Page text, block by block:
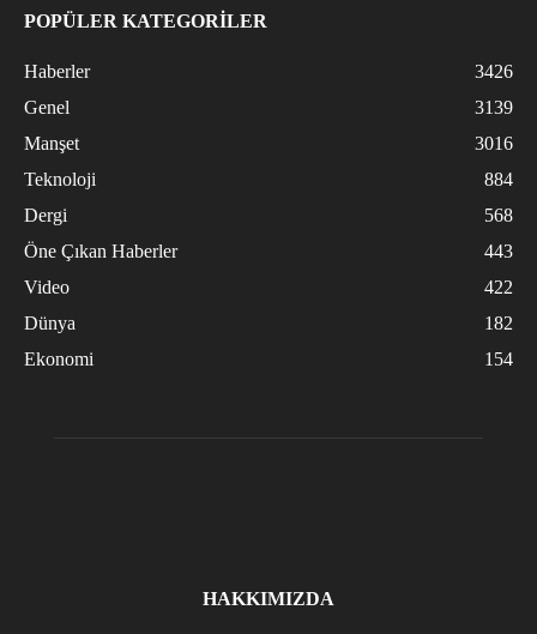
POPÜLER KATEGORİLER
Haberler
3426
Genel
3139
Manşet
3016
Teknoloji
884
Dergi
568
Öne Çıkan Haberler
443
Video
422
Dünya
182
Ekonomi
154
HAKKIMIZDA